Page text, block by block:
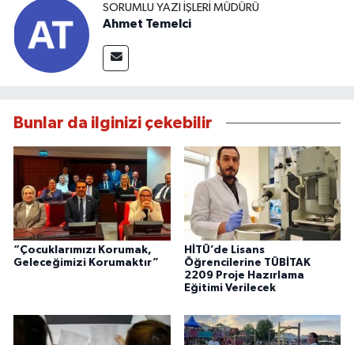
SORUMLU YAZI İŞLERI MÜDÜRÜ
Ahmet Temelci
Bunlar da ilginizi çekebilir
“Çocuklarımızı Korumak,
Geleceğimizi Korumaktır”
HİTÜ’de Lisans
Öğrencilerine TÜBİTAK
2209 Proje Hazırlama
Eğitimi Verilecek